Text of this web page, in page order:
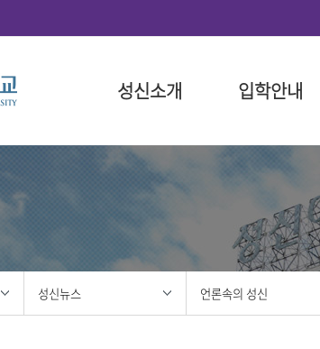
성신소개
총장소개
총장 프로필
입학안내
대학
대학(돈암수정)
사회과학대학
자연과학대학
공과대학
학사 일정
대학원 일정
연구산학협력단
국제화 프로그램 안내
학생 활동
중앙동아리
학생복지위원회
성신사회봉사
학생활동지원
학생홍보대사 포러스
성신뉴스 언론속의 성신